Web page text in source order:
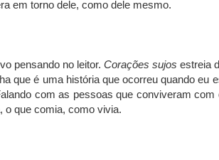
em torno dele, como dele mesmo.
pensando no leitor. Corações sujos estreia
que é uma história que ocorreu quando eu
com as pessoas que conviveram com
o que comia, como vivia.